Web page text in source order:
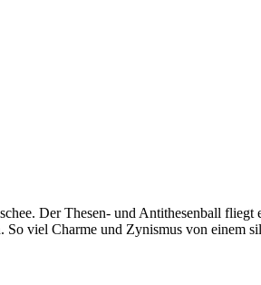
Der Thesen- und Antithesenball
viel Charme und Zynismus von einem